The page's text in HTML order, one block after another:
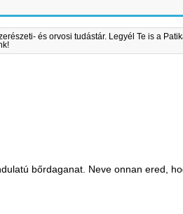
és orvosi tudástár. Legyél Te is a
bőrdaganat. Neve onnan ered,